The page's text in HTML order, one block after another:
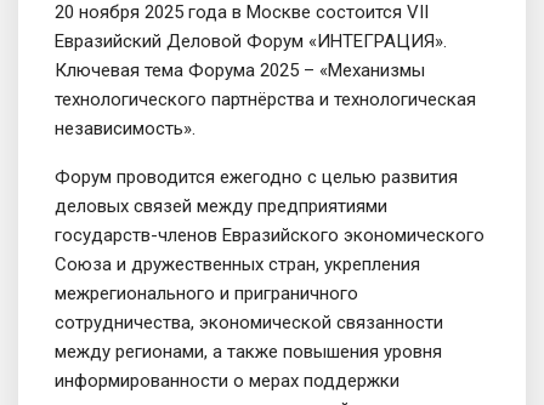
20 ноября 2025 года в Москве состоится VII
Евразийский Деловой Форум «ИНТЕГРАЦИЯ».
Ключевая тема Форума 2025 – «Механизмы
технологического партнёрства и технологическая
независимость».
Форум проводится ежегодно с целью развития
деловых связей между предприятиями
государств-членов Евразийского экономического
Союза и дружественных стран, укрепления
межрегионального и приграничного
сотрудничества, экономической связанности
между регионами, а также повышения уровня
информированности о мерах поддержки